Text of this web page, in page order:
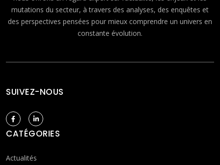
mutations du secteur, à travers des analyses, des enquêtes et
des perspectives pensées pour mieux comprendre un univers en
constante évolution.
SUIVEZ-NOUS
CATÉGORIES
Actualités